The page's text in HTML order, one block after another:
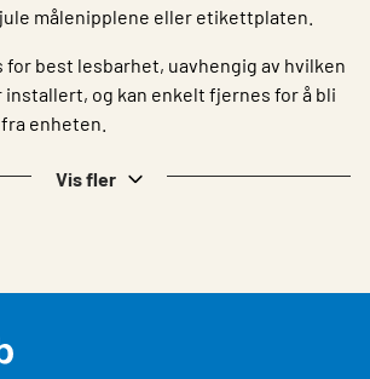
målenipplene eller etikettplaten.
for best lesbarhet, uavhengig av hvilken
og kan enkelt fjernes for å bli
enheten.
Vis fler